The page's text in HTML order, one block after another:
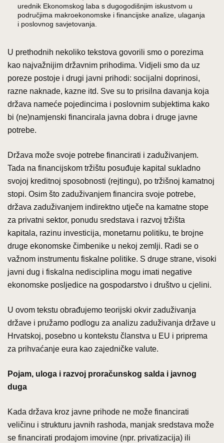
urednik Ekonomskog laba s dugogodišnjim iskustvom u
područjima makroekonomske i financijske analize, ulaganja
i poslovnog savjetovanja.
U prethodnih nekoliko tekstova govorili smo o porezima
kao najvažnijim državnim prihodima. Vidjeli smo da uz
poreze postoje i drugi javni prihodi: socijalni doprinosi,
razne naknade, kazne itd. Sve su to prisilna davanja koja
država nameće pojedincima i poslovnim subjektima kako
bi (ne)namjenski financirala javna dobra i druge javne
potrebe.
Država može svoje potrebe financirati i zaduživanjem.
Tada na financijskom tržištu posuđuje kapital sukladno
svojoj kreditnoj sposobnosti (rejtingu), po tržišnoj kamatnoj
stopi. Osim što zaduživanjem financira svoje potrebe,
država zaduživanjem indirektno utječe na kamatne stope
za privatni sektor, ponudu sredstava i razvoj tržišta
kapitala, razinu investicija, monetarnu politiku, te brojne
druge ekonomske čimbenike u nekoj zemlji. Radi se o
važnom instrumentu fiskalne politike. S druge strane, visoki
javni dug i fiskalna nedisciplina mogu imati negative
ekonomske posljedice na gospodarstvo i društvo u cjelini.
U ovom tekstu obrađujemo teorijski okvir zaduživanja
države i pružamo podlogu za analizu zaduživanja države u
Hrvatskoj, posebno u kontekstu članstva u EU i priprema
za prihvaćanje eura kao zajedničke valute.
Pojam, uloga i razvoj proračunskog salda i javnog
duga
Kada država kroz javne prihode ne može financirati
veličinu i strukturu javnih rashoda, manjak sredstava može
se financirati prodajom imovine (npr. privatizacija) ili